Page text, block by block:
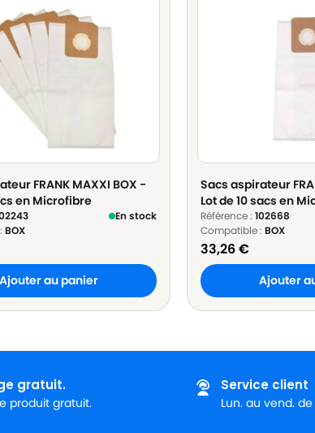
FRANK MAXXI BOX -
en Microfibre
En stock
BOX
Ajouter au panier
Sacs aspirateur
Lot de 10 sacs en
Référence : 102668
Compatible : BOX
33,26€
Ajouter
gratuit.
produit gratuit.
Service client
Lun. au vend.